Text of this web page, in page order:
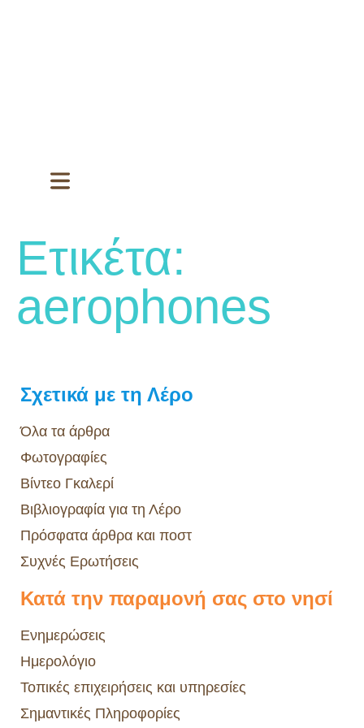
Ετικέτα:
aerophones
Σχετικά με τη Λέρο
Όλα τα άρθρα
Φωτογραφίες
Βίντεο Γκαλερί
Βιβλιογραφία για τη Λέρο
Πρόσφατα άρθρα και ποστ
Συχνές Ερωτήσεις
Κατά την παραμονή σας στο νησί
Ενημερώσεις
Ημερολόγιο
Τοπικές επιχειρήσεις και υπηρεσίες
Σημαντικές Πληροφορίες